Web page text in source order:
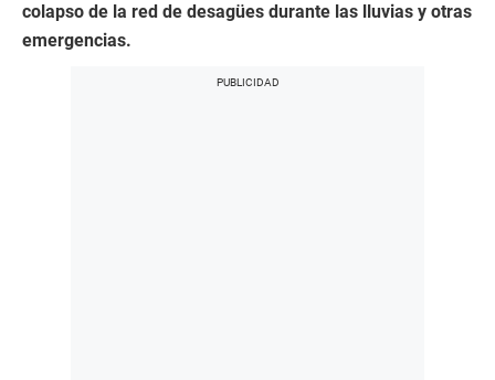
colapso de la red de desagües durante las lluvias y otras
emergencias.